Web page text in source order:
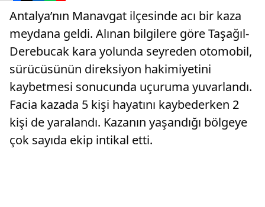
Antalya’nın Manavgat ilçesinde acı bir kaza
meydana geldi. Alınan bilgilere göre Taşağıl-
Derebucak kara yolunda seyreden otomobil,
sürücüsünün direksiyon hakimiyetini
kaybetmesi sonucunda uçuruma yuvarlandı.
Facia kazada 5 kişi hayatını kaybederken 2
kişi de yaralandı. Kazanın yaşandığı bölgeye
çok sayıda ekip intikal etti.